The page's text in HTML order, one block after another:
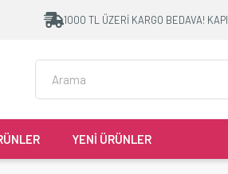
1000 TL ÜZERİ KARGO BEDAVA!
YENİ ÜRÜNLER